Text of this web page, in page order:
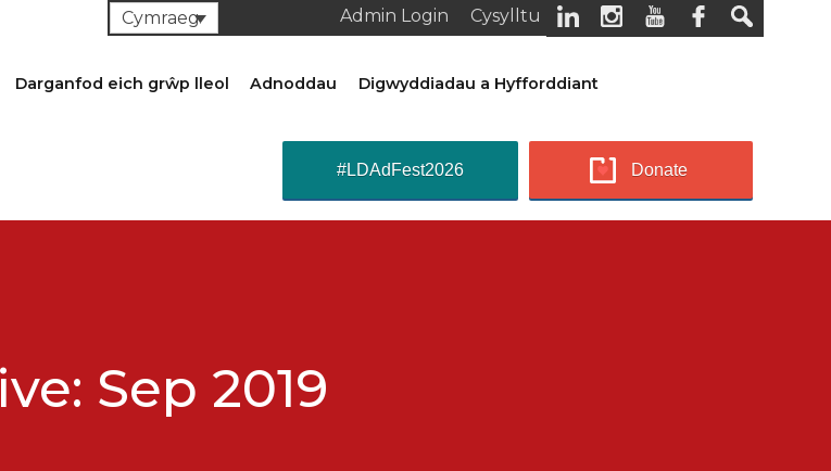
Cysylltu
Admin Login
Cymraeg
Darganfod eich grŵp lleol Adnoddau
Digwyddiadau a Hyfforddiant
Donate
#LDAdFest2026
Sep 2019